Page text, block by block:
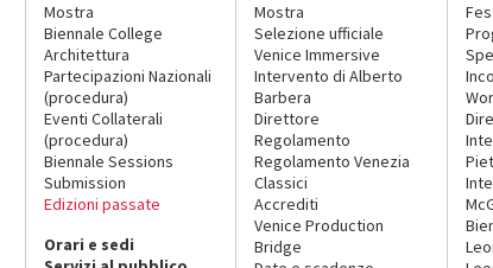
Mostra
Biennale College
Architettura
Partecipazioni Nazionali
(procedura)
Eventi Collaterali
(procedura)
Biennale Sessions
Submission
Edizioni passate
Orari e sedi
Mostra
Selezione ufficiale
Venice Immersive
Intervento di Alberto
Barbera
Direttore
Regolamento
Regolamento Venezia
Classici
Accrediti
Venice Production
Bridge